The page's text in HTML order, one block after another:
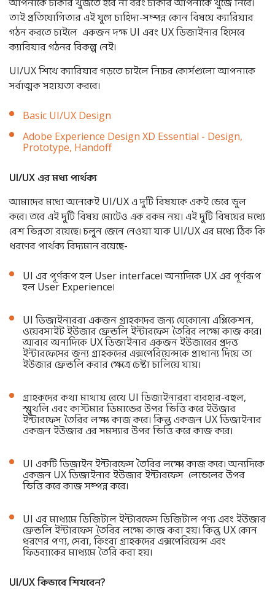
তাই প্রতিযোগিতার এই যুগে চাহিদা-সম্পন্ন কোন বিষয়ে ক্যারিয়ার
গঠন করতে চাইলে একজন দক্ষ UI এবং UX ডিজাইনার হিসেবে
ক্যারিয়ার গঠনর বিকল্প নেই।
UI/UX শিখে ক্যারিয়ার গড়তে চাইলে নিচের কোর্সগুলো আপনাকে
সর্বাত্মক সহায়তা করবে।
Basic UI/UX Design
Adobe Experience Design XD Essential - Design,
Prototype, Handoff
UI/UX এরমধ্যপার্থক্য
আমাদের মধ্যে অনেকেই UI/UX এ দুটি বিষয়কে একই ভেবে ভুল
করে। তবে এই দুটি বিষয় মোটেও এক রকম নয়। এই দুটি বিষয়ের মধ্যে
বেশ ভিন্নতা রয়েছে। চলুন জেনে নেওয়া যাক UI/UX এর মধ্যে ঠিক কি
ধরণের পার্থক্য বিদ্যমান রয়েছে-
UI এর পূর্ণরূপ হল User interface। অন্যদিকে UX এর পূর্ণরূপ
হল User Experience।
UI ডিজাইনাররা একজন গ্রাহকদের জন্য যেকোনো এপ্লিকেশন,
ওয়েবসাইট ইউজার ফ্রেন্ডলি ইন্টারফেস তৈরির লক্ষ্যে কাজ করে।
আবার অন্যদিকে UX ডিজাইনার একজন ইউজারের প্রদত্ত
ইন্টারফেসের জন্য গ্রাহকদের এক্সপেরিয়েন্সকে প্রাধান্য দিয়ে তা
ইউজার ফ্রেন্ডলি করার ক্ষেত্রে চেষ্টা চালিয়ে যায়।
গ্রাহকদের কথা মাথায় রেখে UI ডিজাইনাররা ব্যবহার-বহুল,
স্মুথলি এবং কাস্টমার ডিমান্ডের উপর ভিত্তি করে ইউজার
ইন্টারফেস তৈরির লক্ষ্য কাজ করে। কিন্তু একজন UX ডিজাইনার
একজন ইউজার এর সমস্যার উপর ভিত্তি করে কাজ করে।
UI একটি ডিজাইন ইন্টারফেস তৈরির লক্ষ্যে কাজ করে। অন্যদিকে
একজন UX ডিজাইনার ইউজার ইন্টারফেস লেভেলের উপর
ভিত্তি করে কাজ সম্পন্ন করে।
UI এর মাধ্যমে ডিজিটাল ইন্টারফেস ডিজিটাল পণ্য এবং ইউজার
ফ্রেন্ডলি ইন্টারফেস তৈরির লক্ষ্যে কাজ করা হয়। কিন্তু UX কোন
ধরণের পণ্য, সেবা, কিংবা গ্রাহকদের এক্সপেরিয়েন্স এবং
ফিডব্যাকের মাধ্যমে তৈরি করা হয়।
UI/UXকিভাবেশিখবেন?